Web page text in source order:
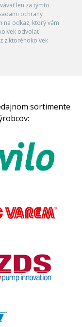
len za týmto
ochrany
na odkaz, ktorý vám
odvolať
z ktoréhokoľvek
sortimente